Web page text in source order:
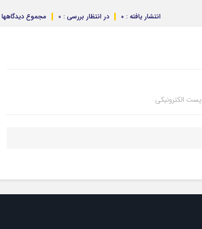
مجموع دیدگاهها در انتظار بررسی : 0 انتشار یافته : ۰
پست الکترونیکی